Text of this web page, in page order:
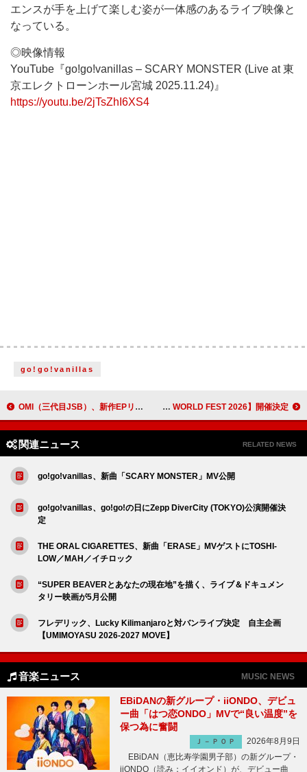
エンスが手を上げて楽しむ姿が一体感のあるライブ映像と
なっている。
◎映像情報
YouTube『go!go!vanillas – SCARY MONSTER (Live at 東
京エレクトローンホール宮城 2025.11.24)』
https://youtu.be/2jTsZhI6XS4
go!go!vanillas
OMI（三代目JSB）、新作EPリード曲「THE FUSION」MVのテーマは“自分自身の中で起こる融合の瞬間” SANDとCRYSTAL LAKEが主催する【FURIOUS WORLD FEST 2026】開催決定
関連ニュース RELATED NEWS
go!go!vanillas、新曲「SCARY MONSTER」MV公開
go!go!vanillas、go!go!の日にZepp DiverCity (TOKYO)公演開催決
定
THE ORAL CIGARETTES、新曲「ERASE」MVゲストにTOSHI-
LOW／MAH／イチロック
“SUPER BEAVERとあなたの現在地”を描く、ライブ＆ドキュメン
タリー映画が5月公開
フレデリック、Lucky Kilimanjaroと対バンライブ決定 自主企画
【UMIMOYASU 2026-2027 MOVE】
音楽ニュース MUSIC NEWS
EBiDANの新グループ・iiONDO、デビュ
ー曲「はつ恋ONDO」MVで“良い温度”を
保つ為に奮闘
Ｊ－ＰＯＰ
2026年8月9日
EBiDAN（恵比寿学園男子部）の新グループ・
iiONDO（読み：イイオンド）が、デビュー曲